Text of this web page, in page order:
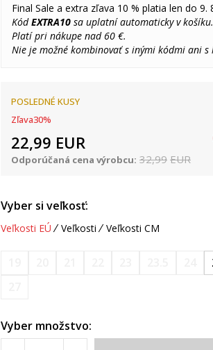
Final Sale a extra zľava 10 % platia len do 9.
KódEXTRA10 sa uplatní automaticky v košíku.
Platí pri nákupe nad 60 €.
Nie je možné kombinovať s inými kódmi ani s
POSLEDNÉ KUSY
Zľava30%
22,99 EUR
Odporúčaná cena výrobcu: 32,99 EUR
Vyber si veľkosť:
Veľkosti EÚ Veľkosti Veľkosti CM
Vyber množstvo: